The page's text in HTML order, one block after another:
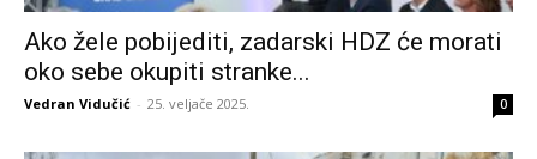
Ako žele pobijediti, zadarski HDZ će morati
oko sebe okupiti stranke...
Vedran Vidučić - 25. veljače 2025. 0